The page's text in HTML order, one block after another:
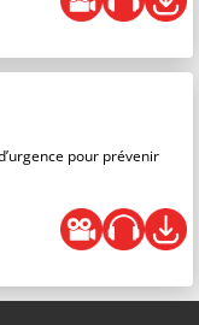
pour prévenir